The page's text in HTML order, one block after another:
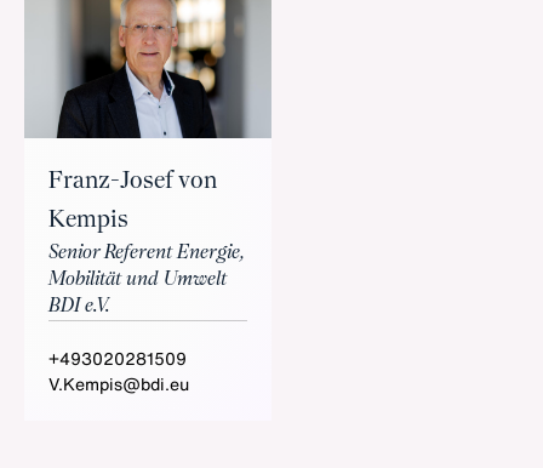
Franz-Josef von
Kempis
Senior Referent Energie,
Mobilität und Umwelt
BDI e.V.
+493020281509
V.Kempis@bdi.eu